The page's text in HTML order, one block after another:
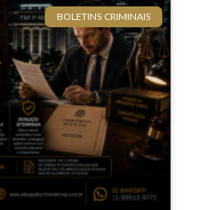
BOLETINS CRIMINAIS